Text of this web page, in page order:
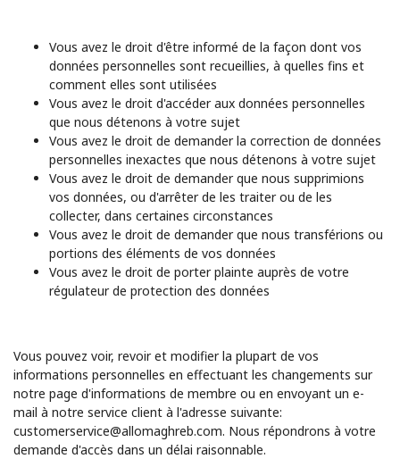
Vous avez le droit d'être informé de la façon dont vos
données personnelles sont recueillies, à quelles fins et
comment elles sont utilisées
Vous avez le droit d'accéder aux données personnelles
que nous détenons à votre sujet
Vous avez le droit de demander la correction de données
personnelles inexactes que nous détenons à votre sujet
Vous avez le droit de demander que nous supprimions
vos données, ou d'arrêter de les traiter ou de les
collecter, dans certaines circonstances
Vous avez le droit de demander que nous transférions ou
portions des éléments de vos données
Vous avez le droit de porter plainte auprès de votre
régulateur de protection des données
Vous pouvez voir, revoir et modifier la plupart de vos
informations personnelles en effectuant les changements sur
notre page d'informations de membre ou en envoyant un e-
mail à notre service client à l'adresse suivante:
customerservice@allomaghreb.com. Nous répondrons à votre
demande d'accès dans un délai raisonnable.